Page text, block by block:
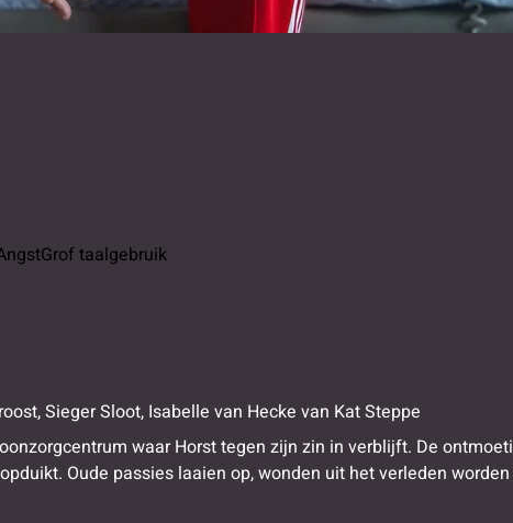
Grof taalgebruik
,Sieger Sloot, Isabelle van Hecke van Kat Steppe
waar Horst tegen zijn zin in verblijft. De
Oude passies laaien op, wonden uit het verleden